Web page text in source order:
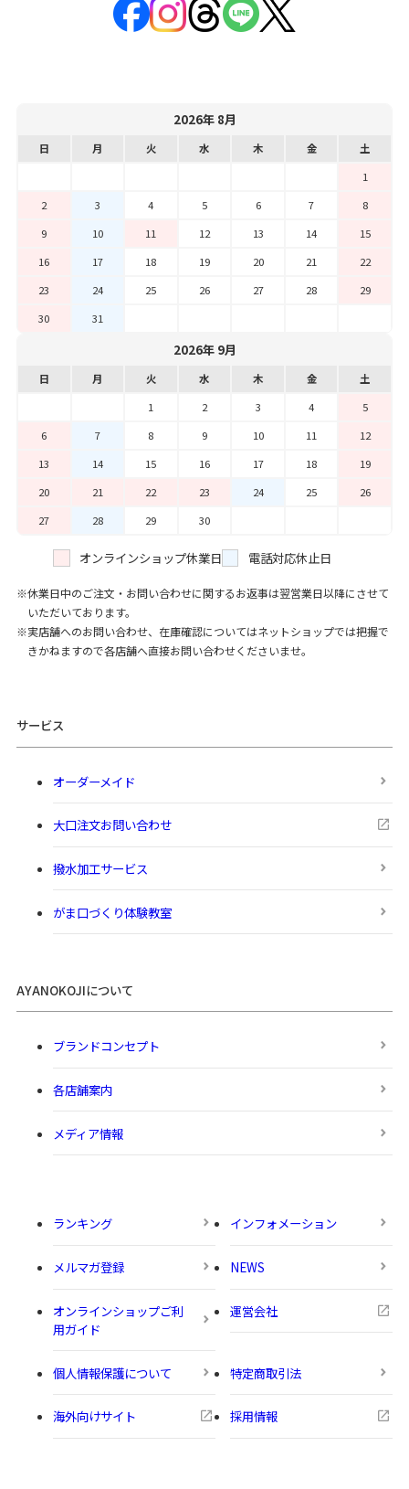
2026年 8月
日 月 火 水 木 金
土
1
2
3 4 5 6 7
8
9
10 11 12 13 14
15
16
17 18 19 20 21
22
23
24 25 26 27 28
29
30
31
2026年 9月
日 月 火 水 木 金
土
1
2 3 4
5
6
7 8 9 10 11
12
13
14 15 16 17 18
19
20
21 22 23 24 25
26
27
28 29 30
オンラインショップ休業日 電話対応休止日
休業日中のご注文・お問い合わせに関するお返事は翌営業日以降にさせて
いただいております。
実店舗へのお問い合わせ、在庫確認についてはネットショップでは把握で
きかねますので各店舗へ直接お問い合わせくださいませ。
サービス
オーダーメイド
大口注文お問い合わせ
撥水加工サービス
がま口づくり体験教室
AYANOKOJIについて
ブランドコンセプト
各店舗案内
メディア情報
ランキング インフォメーション
メルマガ登録 NEWS
オンラインショップご利
用ガイド
運営会社
個人情報保護について 特定商取引法
海外向けサイト 採用情報